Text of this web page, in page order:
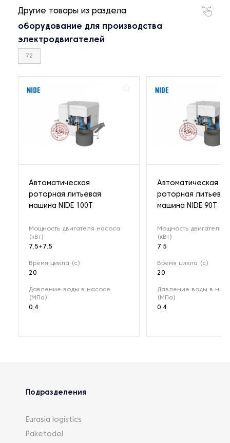
Другие товары из раздела
оборудование для производства
электродвигателей
72
Автоматическая
роторная литьевая
машина NIDE 100T
Мощность двигателя насоса
(кВт)
7.5+7.5
Время цикла (с)
20
Давление воды в насосе
(МПа)
0.4
Автоматическая
роторная литьевая
машина NIDE 90T
Мощность двигателя
(кВт)
7.5
Время цикла (с)
20
Давление воды в
(МПа)
0.4
Подразделения
Eurasia logistics
Paketodel